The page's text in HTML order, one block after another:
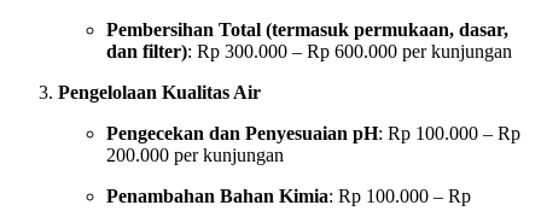
Pembersihan Total (termasuk permukaan, dasar,
dan filter): Rp 300.000 – Rp 600.000 per kunjungan
Pengelolaan Kualitas Air
Pengecekan dan Penyesuaian pH: Rp 100.000 – Rp
200.000 per kunjungan
Penambahan Bahan Kimia: Rp 100.000 – Rp